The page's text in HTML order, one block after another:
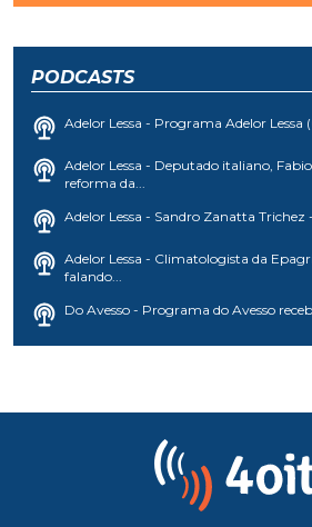
PODCASTS
Adelor Lessa - Programa Adelor
Adelor Lessa - Deputado italiano,
reforma da...
Adelor Lessa - Sandro Zanatta Trichez
Adelor Lessa - Climatologista da
falando...
Do Avesso - Programa do Avesso